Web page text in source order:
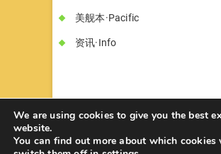
美舰本·Pacific
资讯·Info
© 2026书墓◇Circle Hon-haka|
We are using cookies to give you the best
website.
You can find out more about which cookies